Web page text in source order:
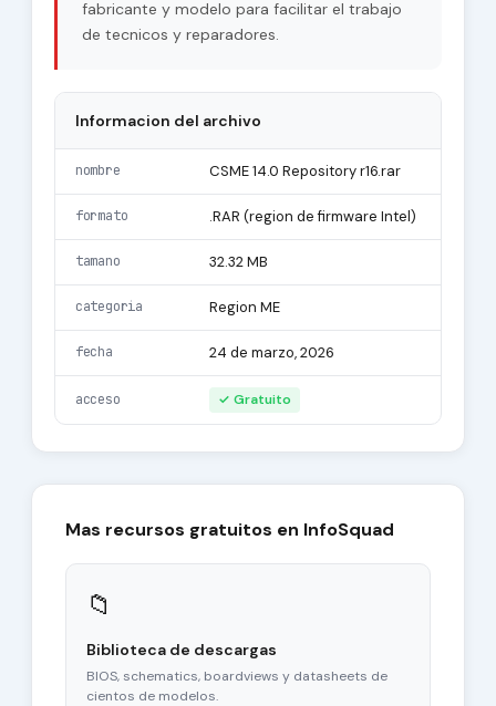
fabricante y modelo para facilitar el trabajo
de tecnicos y reparadores.
Informacion del archivo
nombre CSME 14.0 Repository r16.rar
formato .RAR (region de firmware Intel)
tamano 32.32 MB
categoria Region ME
fecha 24 de marzo, 2026
acceso ✓ Gratuito
Mas recursos gratuitos en InfoSquad
📁
Biblioteca de descargas
BIOS, schematics, boardviews y datasheets de
cientos de modelos.